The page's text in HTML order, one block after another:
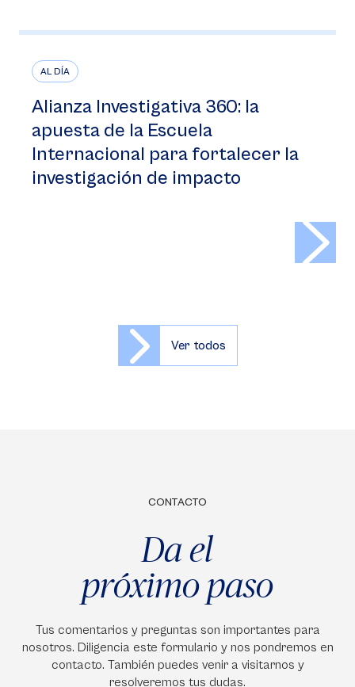
AL DÍA
Alianza Investigativa 360: la
apuesta de la Escuela
Internacional para fortalecer la
investigación de impacto
Ver todos
CONTACTO
Da el
próximo paso
Tus comentarios y preguntas son importantes para
nosotros. Diligencia este formulario y nos pondremos en
contacto. También puedes venir a visitarnos y
resolveremos tus dudas.